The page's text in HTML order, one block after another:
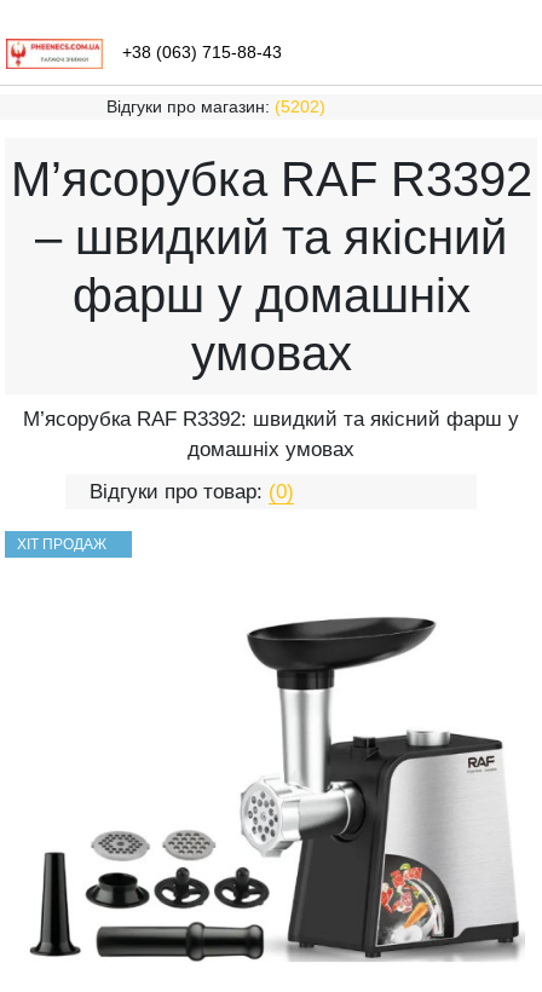
+38 (063) 715-88-43
Відгуки про магазин: (5202)
М’ясорубка RAF R3392
– швидкий та якісний
фарш у домашніх
умовах
М’ясорубка RAF R3392: швидкий та якісний фарш у
домашніх умовах
Відгуки про товар: (0)
ХІТ ПРОДАЖ